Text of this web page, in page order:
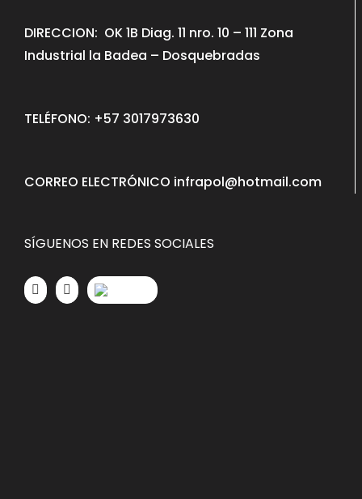
DIRECCION: OK 1B Diag. 11 nro. 10 – 111 Zona
Industrial la Badea – Dosquebradas
TELÉFONO: +57 3017973630
CORREO ELECTRÓNICO infrapol@hotmail.com
SÍGUENOS EN REDES SOCIALES